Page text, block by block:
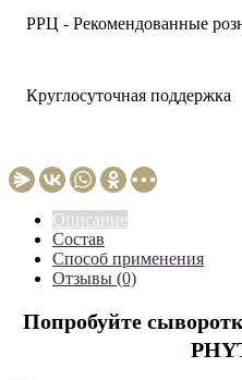
РРЦ - Рекомендованные
Круглосуточная поддержка
Описание
Состав
Способ применения
Отзывы (0)
Попробуйте